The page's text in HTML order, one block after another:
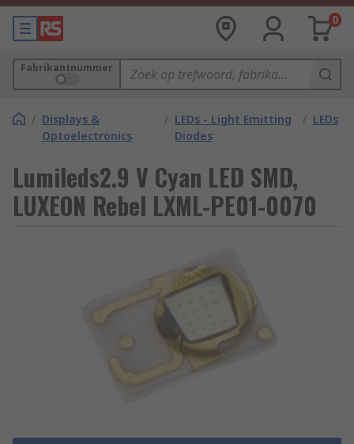
0
Fabrikantnummer
/ Displays &
Optoelectronics
/ LEDs - Light Emitting
Diodes
/ LEDs
Lumileds2.9 V Cyan LED SMD,
LUXEON Rebel LXML-PE01-0070